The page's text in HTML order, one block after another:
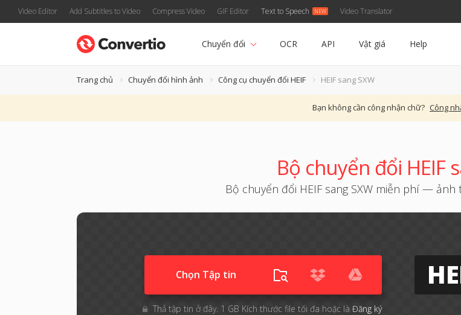
Video Editor Add Subtitles to Video Compress Video GIF Editor Text to Speech Video Translator
Chuyển đổi OCR API Vật giá Help
Trang chủ Chuyển đổi hình ảnh Công cụ chuyển đổi HEIF HEIF sang SXW
Bạn không cần công nhận chữ? Công
Bộ chuyển đổi HEIF
Bộ chuyển đổi HEIF sang SXW miễn phí — ảnh
Chọn Tập tin
Thả tập tin ở đây. 1 GB Kích thước file tối đa hoặc là Đăng ký